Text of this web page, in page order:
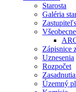
Starosta
Galéria
Zápisnice
Uznesenia
Rozpočet
Územný